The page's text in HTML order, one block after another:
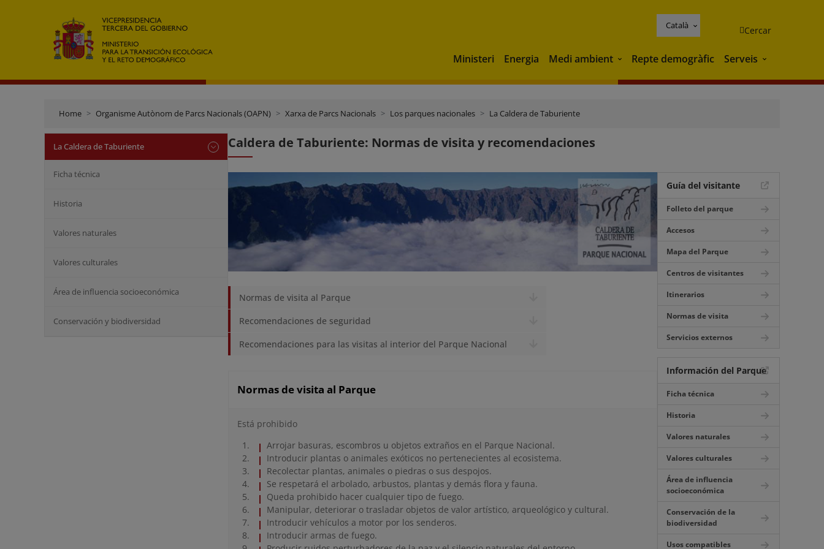
Català Cercar
Ministeri Energia Medi ambient Medi ambient
Repte demogràfic Serveis Serveis
Home Organisme Autònom de Parcs Nacionals (OAPN) Xarxa de Parcs Nacionals Los parques nacionales La Caldera de Taburiente
La Caldera de Taburiente
Ficha técnica
Historia
Valores naturales
Valores culturales
Área de influencia socioeconómica
Conservación y biodiversidad
Caldera de Taburiente: Normas de visita y recomendaciones
Normas de visita al Parque
Recomendaciones de seguridad
Recomendaciones para las visitas al interior del Parque Nacional
Normas de visita al Parque
Está prohibido
Arrojar basuras, escombros u objetos extraños en el Parque Nacional.
Introducir plantas o animales exóticos no pertenecientes al ecosistema.
Recolectar plantas, animales o piedras o sus despojos.
Se respetará el arbolado, arbustos, plantas y demás flora y fauna.
Queda prohibido hacer cualquier tipo de fuego.
Manipular, deteriorar o trasladar objetos de valor artístico, arqueológico y cultural.
Introducir vehículos a motor por los senderos.
Introducir armas de fuego.
Guía del visitante
Folleto del parque
Accesos
Mapa del Parque
Centros de visitantes
Itinerarios
Normas de visita
Servicios externos
Información del Parque
Ficha técnica
Historia
Valores naturales
Valores culturales
Área de influencia
socioeconómica
Conservación de la
biodiversidad
Usos compatibles